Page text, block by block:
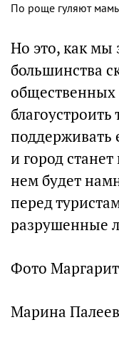
По роще гуляют
Но это, как мы
большинства
общественных
поддерживать
и город
нем будет
перед
разрушенные
Фото
Марина